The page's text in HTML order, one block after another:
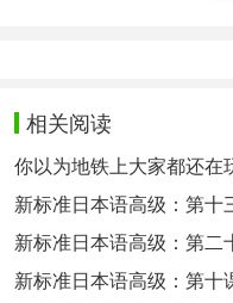
江网校精品课程，高
督
面对日语学习，提升
种语言学习一样，训
编为大家整理了日语
相关阅读
你以为地铁上大家都还在
新标准日本语高级：第十
新标准日本语高级：第二
新标准日本语高级：第十